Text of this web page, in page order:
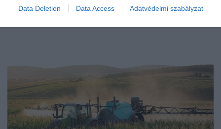
Data Deletion Data Access Adatvédelmi szabályzat